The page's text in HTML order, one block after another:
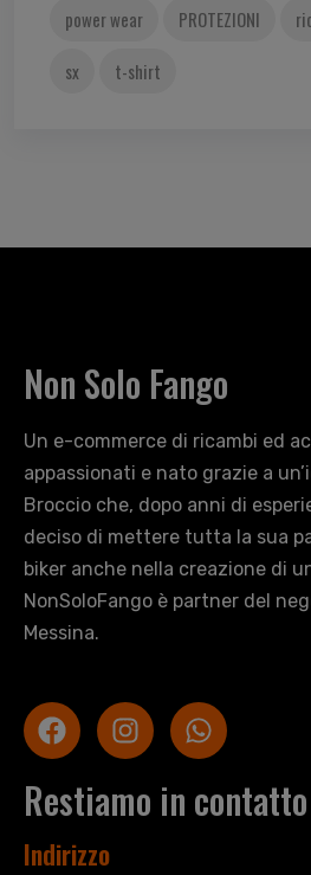
power wear
PROTEZIONI
sx
t-shirt
Non Solo Fango
Un e-commerce di ricambi ed
appassionati e nato grazie a
Broccio che, dopo anni di
deciso di mettere tutta la sua
biker anche nella creazione di
NonSoloFango è partner del
Messina.
Restiamo in contatto
Indirizzo